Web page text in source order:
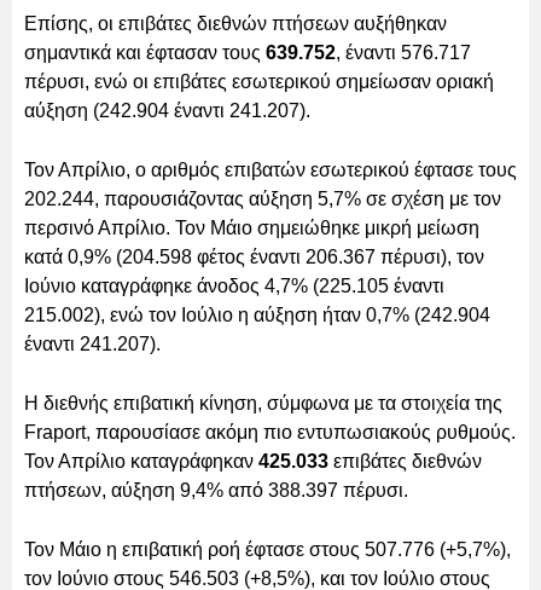
Επίσης, οι επιβάτες διεθνών πτήσεων αυξήθηκαν
σημαντικά και έφτασαν τους 639.752, έναντι 576.717
πέρυσι, ενώ οι επιβάτες εσωτερικού σημείωσαν οριακή
αύξηση (242.904 έναντι 241.207).
Τον Απρίλιο, ο αριθμός επιβατών εσωτερικού έφτασε τους
202.244, παρουσιάζοντας αύξηση 5,7% σε σχέση με τον
περσινό Απρίλιο. Τον Μάιο σημειώθηκε μικρή μείωση
κατά 0,9% (204.598 φέτος έναντι 206.367 πέρυσι), τον
Ιούνιο καταγράφηκε άνοδος 4,7% (225.105 έναντι
215.002), ενώ τον Ιούλιο η αύξηση ήταν 0,7% (242.904
έναντι 241.207).
Η διεθνής επιβατική κίνηση, σύμφωνα με τα στοιχεία της
Fraport, παρουσίασε ακόμη πιο εντυπωσιακούς ρυθμούς.
Τον Απρίλιο καταγράφηκαν 425.033 επιβάτες διεθνών
πτήσεων, αύξηση 9,4% από 388.397 πέρυσι.
Τον Μάιο η επιβατική ροή έφτασε στους 507.776 (+5,7%),
τον Ιούνιο στους 546.503 (+8,5%), και τον Ιούλιο στους